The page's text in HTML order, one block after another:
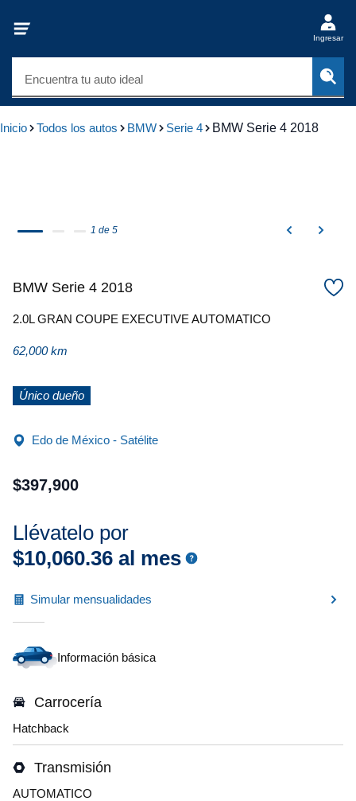
Ingresar
Encuentra tu auto ideal
Inicio Todos los autos BMW Serie 4 BMW Serie 4 2018
1 de 5
BMW Serie 4 2018
2.0L GRAN COUPE EXECUTIVE AUTOMATICO
62,000 km
Único dueño
Edo de México - Satélite
$397,900
Llévatelo por
$10,060.36 al mes
Simular mensualidades
Información básica
Carrocería
Hatchback
Transmisión
AUTOMATICO